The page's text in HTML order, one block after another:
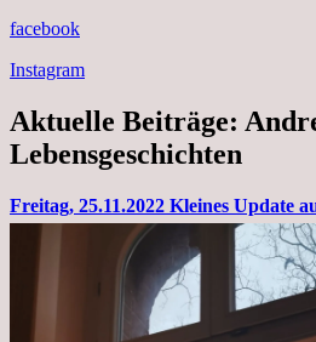
facebook
Instagram
Aktuelle Beiträge:
Lebensgeschichten
Freitag, 25.11.2022 Kleines Update